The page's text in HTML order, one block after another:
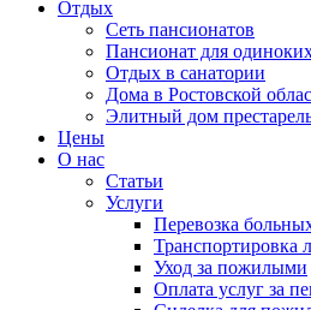
Отдых
Сеть пансионатов
Пансионат для
Отдых в санатории
Дома в Ростовской
Элитный дом
Цены
О нас
Статьи
Услуги
Перевозка
Транспортировка
Уход за пожилыми
Оплата услуг за